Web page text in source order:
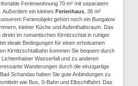
Ferienwohnung 70 m² mit separatem
Außerdem ein kleines Ferienhaus , 36 m²
Ferienobjekt gehört noch ein Bungalow
kleiner Küche und Aufenthaltsraum. Das
im romantischen Kirnitzschtal in ruhiger
ideale Bedingungen für einen erholsamen
Kirnitzschtalbahn kommen Sie bequem durch
Wasserfall und zu anderen
Wanderungen durch die einzigartige
Schandau haben Sie gute Anbindungen zu
wie Bus, S-Bahn und Elbschiffahrt. Das